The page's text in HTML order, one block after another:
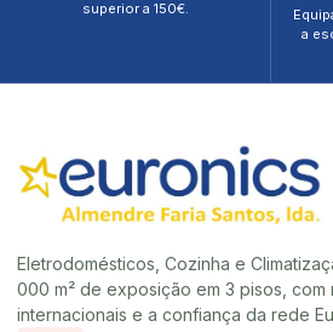
superior a 150€.
a
Eletrodomésticos, Cozinha e
000 m² de exposição em 3 pisos, com
internacionais e a confiança da rede